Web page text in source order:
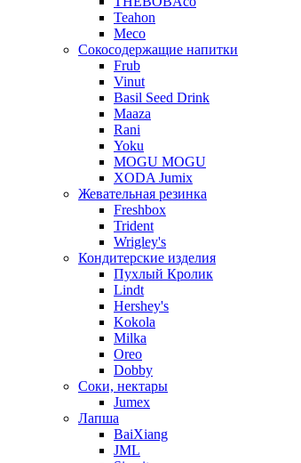
Teahon
Meco
Сокосодержащие напитки
Frub
Vinut
Basil Seed Drink
Maaza
Rani
Yoku
MOGU MOGU
XODA Jumix
Жевательная резинка
Freshbox
Trident
Wrigley's
Кондитерские изделия
Пухлый Кролик
Lindt
Hershey's
Kokola
Milka
Oreo
Dobby
Соки, нектары
Jumex
Лапша
BaiXiang
JML